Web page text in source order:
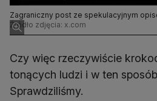
Zagraniczny post ze spekulacyjnym
krokodyli został już oznaczony notą
Źródło zdjęcia: x.com
Czy więc rzeczywiście
tonących ludzi i w ten
Sprawdziliśmy.